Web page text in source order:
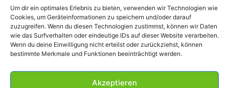
Um dir ein optimales Erlebnis zu bieten, verwenden wir Technologien wie
Cookies, um Geräteinformationen zu speichern und/oder darauf
zuzugreifen. Wenn du diesen Technologien zustimmst, können wir Daten
wie das Surfverhalten oder eindeutige IDs auf dieser Website verarbeiten.
Wenn du deine Einwilligung nicht erteilst oder zurückziehst, können
bestimmte Merkmale und Funktionen beeinträchtigt werden.
Akzeptieren